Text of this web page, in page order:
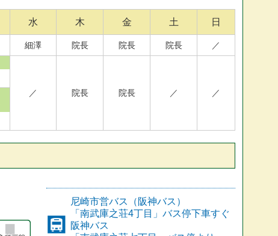
水 木 金 土 日
細澤 院長 院長 院長 ／
／
院長 院長 ／ ／
尼崎市営バス（阪神バス）
「南武庫之荘4丁目」バス停下車すぐ
阪神バス